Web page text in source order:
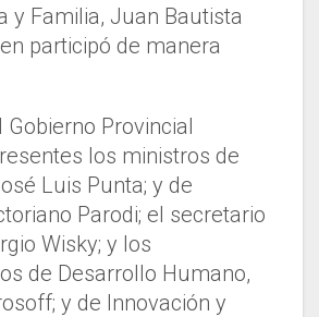
y Familia, Juan Bautista
participó de manera
Gobierno Provincial
los ministros de
Luis Punta; y de
Parodi; el secretario
Wisky; y los
de Desarrollo Humano,
y de Innovación y